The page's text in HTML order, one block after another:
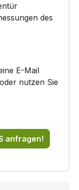
des
E-Mail
oder nutzen Sie
anfragen!